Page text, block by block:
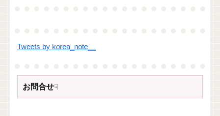
Tweets by korea_note__
お問合せ☟